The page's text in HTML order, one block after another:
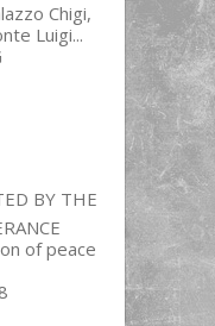
Chigi,
Luigi...
BY THE
of peace